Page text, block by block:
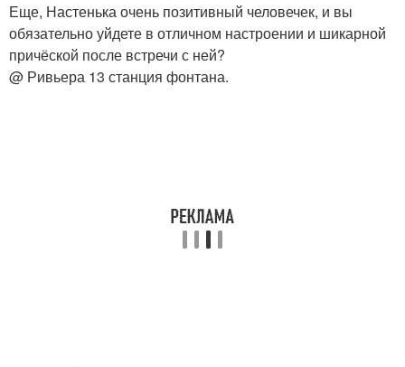
Еще, Настенька очень позитивный человечек, и вы
обязательно уйдете в отличном настроении и шикарной
причёской после встречи с ней?
@ Ривьера 13 станция фонтана.